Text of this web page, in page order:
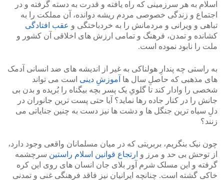
اسلام به هر سرزمینی که راه یافته و قدرت به دسته گرفته و در
اجتماع و زندگی خصوصی مردم ریشه دوانده، آن مملکت را به
تباهی و ویرانی و مردمانش را به خردباختگی و عقب افتادگی
کشانده و تمدن، فرهنگ و تمامی ارزش های اخلاقی آن کشور و
ملت را نابود نموده است.
به راستی چه پندارِ هولناکی به غیر از اندیشه های ضد انسانی آدمک
های مذهبی که حاصلِ سال ها آموزشِ دینی است می تواند
شخصی را وادار کند تا گلویِ یک پسر بچه بیگناه را بُریده و بدن بی
جانش را در کنار جاده رها نماید؟ آیا حتی پست ترین جانوران در
دلِ سیاه ترین جنگل ها و دشت ها نیز دست به چنین جنایاتی می
زنند؟
چون نیک بنگریم، بربریتی که در میان مسلمانان واقعی وجود دارد،
از توحش بی حد و مرز و ارتجاع قوانین اسلام راستین سرچشمه
گرفته و این مسلک شرم آور بلای جان انسان های روی این کره
خاکی گشته است. چنانچه ایرانیان نیز فاقد فرهنگی غنی و تمدنی
<
>